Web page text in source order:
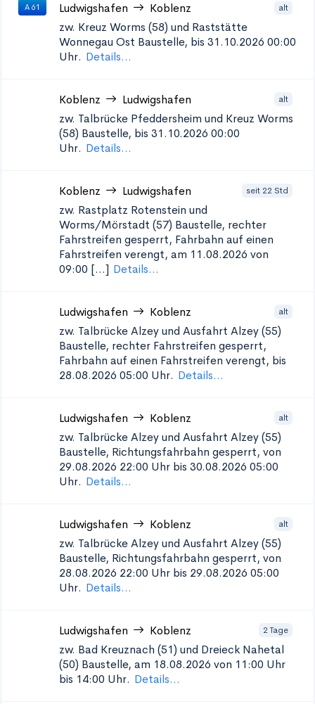
A 61 Ludwigshafen Koblenz alt
zw. Kreuz Worms (58) und Raststätte
Wonnegau Ost Baustelle, bis 31.10.2026 00:00
Uhr. Details...
Koblenz Ludwigshafen alt
zw. Talbrücke Pfeddersheim und Kreuz Worms
(58) Baustelle, bis 31.10.2026 00:00
Uhr. Details...
Koblenz Ludwigshafen seit 22 Std
zw. Rastplatz Rotenstein und
Worms/Mörstadt (57) Baustelle, rechter
Fahrstreifen gesperrt, Fahrbahn auf einen
Fahrstreifen verengt, am 11.08.2026 von
09:00 [...] Details...
Ludwigshafen Koblenz alt
zw. Talbrücke Alzey und Ausfahrt Alzey (55)
Baustelle, rechter Fahrstreifen gesperrt,
Fahrbahn auf einen Fahrstreifen verengt, bis
28.08.2026 05:00 Uhr. Details...
Ludwigshafen Koblenz alt
zw. Talbrücke Alzey und Ausfahrt Alzey (55)
Baustelle, Richtungsfahrbahn gesperrt, von
29.08.2026 22:00 Uhr bis 30.08.2026 05:00
Uhr. Details...
Ludwigshafen Koblenz alt
zw. Talbrücke Alzey und Ausfahrt Alzey (55)
Baustelle, Richtungsfahrbahn gesperrt, von
28.08.2026 22:00 Uhr bis 29.08.2026 05:00
Uhr. Details...
Ludwigshafen Koblenz 2 Tage
zw. Bad Kreuznach (51) und Dreieck Nahetal
(50) Baustelle, am 18.08.2026 von 11:00 Uhr
bis 14:00 Uhr. Details...